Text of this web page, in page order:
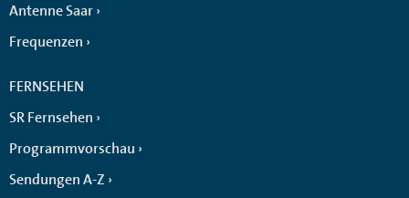
Antenne Saar
Frequenzen
FERNSEHEN
SR Fernsehen
Programmvorschau
Sendungen A-Z